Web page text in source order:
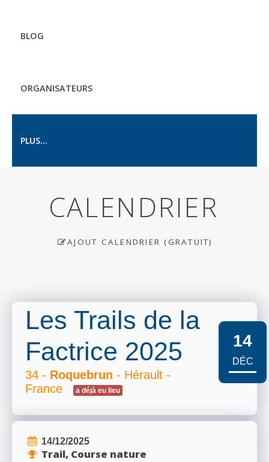
BLOG
ORGANISATEURS
PLUS...
CALENDRIER
AJOUT CALENDRIER (GRATUIT)
Les Trails de la
Factrice 2025
34 - Roquebrun - Hérault -
France
a déjà eu lieu
14
DÉC
14/12/2025
Trail, Course nature